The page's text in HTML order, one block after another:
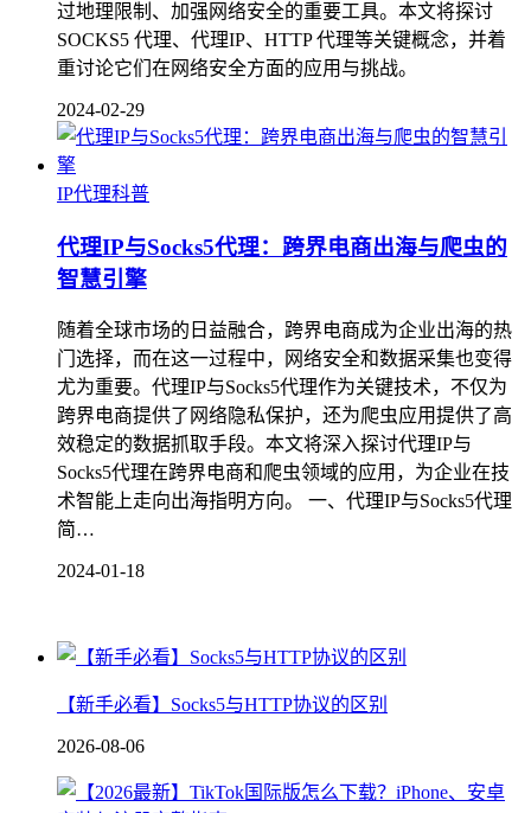
过地理限制、加强网络安全的重要工具。本文将探讨
SOCKS5 代理、代理IP、HTTP 代理等关键概念，并着
重讨论它们在网络安全方面的应用与挑战。
2024-02-29
IP代理科普
代理IP与Socks5代理：跨界电商出海与爬虫的
智慧引擎
随着全球市场的日益融合，跨界电商成为企业出海的热
门选择，而在这一过程中，网络安全和数据采集也变得
尤为重要。代理IP与Socks5代理作为关键技术，不仅为
跨界电商提供了网络隐私保护，还为爬虫应用提供了高
效稳定的数据抓取手段。本文将深入探讨代理IP与
Socks5代理在跨界电商和爬虫领域的应用，为企业在技
术智能上走向出海指明方向。 一、代理IP与Socks5代理
简…
2024-01-18
【新手必看】Socks5与HTTP协议的区别
2026-08-06